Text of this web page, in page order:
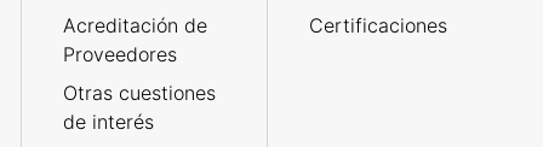
Acreditación de
Proveedores
Otras cuestiones
de interés
Certificaciones